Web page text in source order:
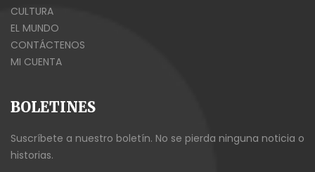
CULTURA
EL MUNDO
CONTÁCTENOS
MI CUENTA
BOLETINES
Suscríbete a nuestro boletín. No se pierda ninguna noticia o
historias.